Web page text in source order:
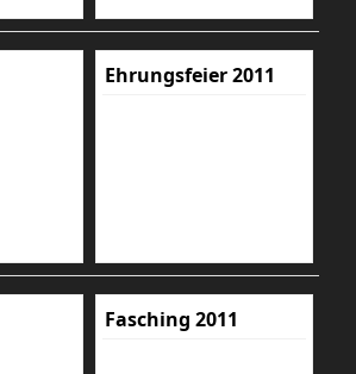
Ehrungsfeier 2011
Fasching 2011